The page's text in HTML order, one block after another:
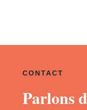
CONTACT
Parlons